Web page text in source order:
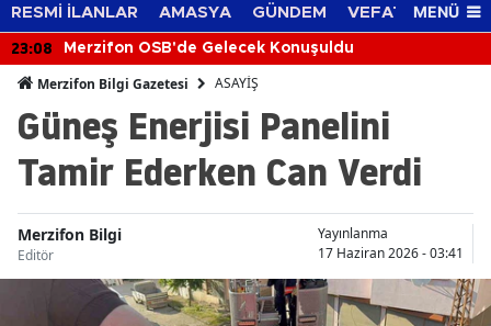
RESMİ İLANLAR AMASYA GÜNDEM VEFAT EDENLER
MENÜ
23:08 Merzifon OSB'de Gelecek Konuşuldu
Merzifon Bilgi Gazetesi ASAYİŞ
Güneş Enerjisi Panelini
Tamir Ederken Can Verdi
Merzifon Bilgi
Editör
Yayınlanma
17 Haziran 2026 - 03:41